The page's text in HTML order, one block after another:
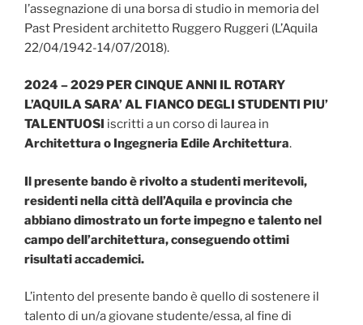
l’assegnazione di una borsa di studio in memoria del
Past President architetto Ruggero Ruggeri (L’Aquila
22/04/1942-14/07/2018).
2024 – 2029 PER CINQUE ANNI IL ROTARY
L’AQUILA SARA’ AL FIANCO DEGLI STUDENTI PIU’
TALENTUOSI iscritti a un corso di laurea in
Architettura o Ingegneria Edile Architettura.
Il presente bando è rivolto a studenti meritevoli,
residenti nella città dell’Aquila e provincia che
abbiano dimostrato un forte impegno e talento nel
campo dell’architettura, conseguendo ottimi
risultati accademici.
L’intento del presente bando è quello di sostenere il
talento di un/a giovane studente/essa, al fine di